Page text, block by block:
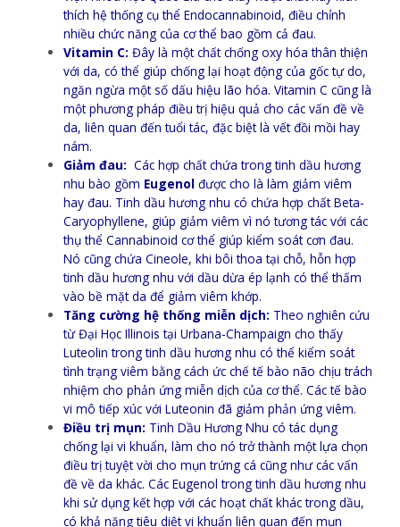
thích hệ thống cụ thể Endocannabinoid, điều chỉnh
nhiều chức năng của cơ thể bao gồm cả đau.
Vitamin C: Đây là một chất chống oxy hóa thân thiện
với da, có thể giúp chống lại hoạt động của gốc tự do,
ngăn ngừa một số dấu hiệu lão hóa. Vitamin C cũng là
một phương pháp điều trị hiệu quả cho các vấn đề về
da, liên quan đến tuổi tác, đặc biệt là vết đồi mồi hay
nám.
Giảm đau: Các hợp chất chứa trong tinh dầu hương
nhu bào gồm Eugenolđược cho là làm giảm viêm
hay đau. Tinh dầu hương nhu có chứa hợp chất Beta-
Caryophyllene, giúp giảm viêm vì nó tương tác với các
thụ thể Cannabinoid cơ thể giúp kiểm soát cơn đau.
Nó cũng chứa Cineole, khi bôi thoa tại chỗ, hỗn hợp
tinh dầu hương nhu với dầu dừa ép lạnh có thể thấm
vào bề mặt da để giảm viêm khớp.
Tăng cường hệ thống miễn dịch: Theo nghiên cứu
từ Đại Học Illinois tại Urbana-Champaign cho thấy
Luteolin trong tinh dầu hương nhu có thể kiểm soát
tình trạng viêm bằng cách ức chế tế bào não chịu trách
nhiệm cho phản ứng miễn dịch của cơ thể. Các tế bào
vi mô tiếp xúc với Luteonin đã giảm phản ứng viêm.
Điều trị mụn: Tinh Dầu Hương Nhu có tác dụng
chống lại vi khuẩn, làm cho nó trở thành một lựa chọn
điều trị tuyệt vời cho mụn trứng cá cũng như các vấn
đề về da khác. Các Eugenol trong tinh dầu hương nhu
khi sử dụng kết hợp với các hoạt chất khác trong dầu,
có khả năng tiêu diệt vi khuẩn liên quan đến mụn